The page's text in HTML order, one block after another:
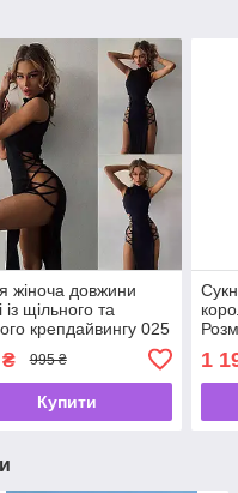
жіноча довжини
із щільного та
крепдайвингу 025
995 ₴
Купити
1